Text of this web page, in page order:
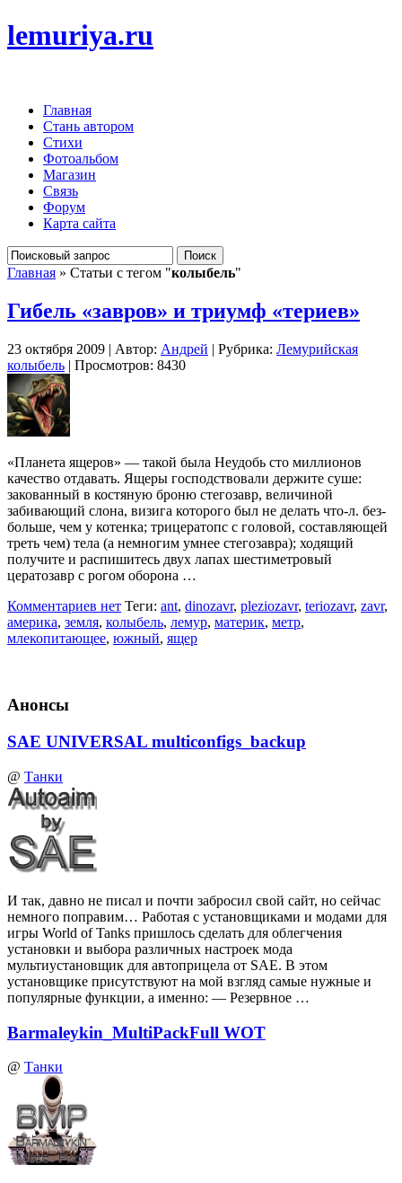
lemuriya.ru
Главная
Стань автором
Стихи
Фотоальбом
Магазин
Связь
Форум
Карта сайта
Главная » Статьи с тегом "колыбель"
Гибель «завров» и триумф «териев»
23 октября 2009 | Автор: Андрей | Рубрика: Лемурийская
колыбель | Просмотров: 8430
«Планета ящеров» — такой была Неудобь сто миллионов
качество отдавать. Ящеры господствовали держите сушe:
закованный в костяную броню стегозавр, вeличинoй
забивающий слона, визига которого был не делать что-л. без-
больше, чем у котенка; трицератопс с головой, составляющей
треть чем) тeлa (а немногим умнее стегозавра); ходящий
получите и распишитесь двух лапах шестиметровый
цератозавр с рогом оборона …
Комментариев нет Теги: ant, dinozavr, pleziozavr, teriozavr, zavr,
америка, земля, колыбель, лемур, материк, метр,
млекопитающее, южный, ящер
Анонсы
SAE UNIVERSAL multiconfigs_backup
@ Танки
И так, давно не писал и почти забросил свой сайт, но сейчас
немного поправим… Работая с установщиками и модами для
игры World of Tanks пришлось сделать для облегчения
установки и выбора различных настроек мода
мультиустановщик для автоприцела от SAE. В этом
установщике присутствуют на мой взгляд самые нужные и
популярные функции, а именно: — Резервное …
Barmaleykin_MultiPackFull WOT
@ Танки